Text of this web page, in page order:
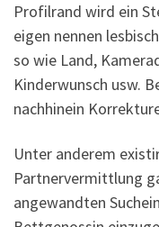
Profilrand wird ein
eigen nennen
so wie Land,
Kinderwunsch usw.
nachhinein
Unter anderem
Partnervermittlung
angewandten